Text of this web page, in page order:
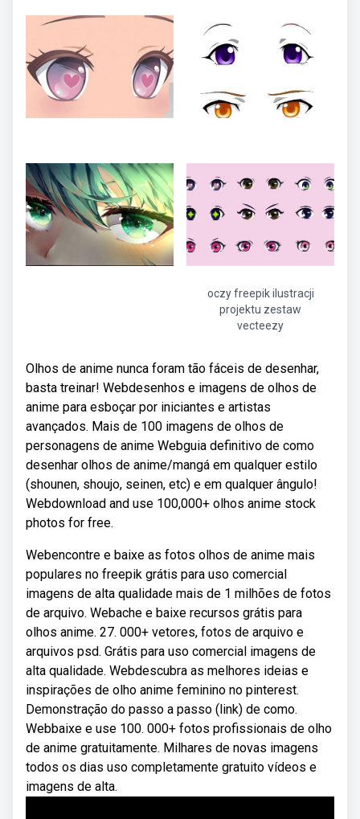
oczy freepik ilustracji
projektu zestaw
vecteezy
Olhos de anime nunca foram tão fáceis de desenhar,
basta treinar! Webdesenhos e imagens de olhos de
anime para esboçar por iniciantes e artistas
avançados. Mais de 100 imagens de olhos de
personagens de anime Webguia definitivo de como
desenhar olhos de anime/mangá em qualquer estilo
(shounen, shoujo, seinen, etc) e em qualquer ângulo!
Webdownload and use 100,000+ olhos anime stock
photos for free.
Webencontre e baixe as fotos olhos de anime mais
populares no freepik grátis para uso comercial
imagens de alta qualidade mais de 1 milhões de fotos
de arquivo. Webache e baixe recursos grátis para
olhos anime. 27. 000+ vetores, fotos de arquivo e
arquivos psd. Grátis para uso comercial imagens de
alta qualidade. Webdescubra as melhores ideias e
inspirações de olho anime feminino no pinterest.
Demonstração do passo a passo (link) de como.
Webbaixe e use 100. 000+ fotos profissionais de olho
de anime gratuitamente. Milhares de novas imagens
todos os dias uso completamente gratuito vídeos e
imagens de alta.